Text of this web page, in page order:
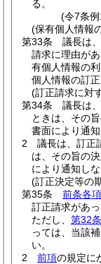
る。
(令7条
(保有個人情報
第33条
議長は
請求に理由が
有個人情報の
個人情報の訂
(訂正請求に対
第34条
議長は
ときは、その
書面により通
2
議長は、訂正
は、その旨の
により通知し
(訂正決定等の
第35条
前条各項
訂正請求があ
ただし、 第32
っては、当該
い。
2
前項の規定に